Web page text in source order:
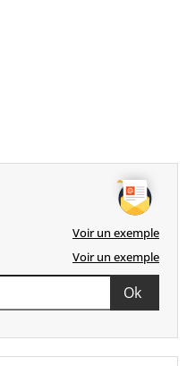
Voir un exemple
Voir un exemple